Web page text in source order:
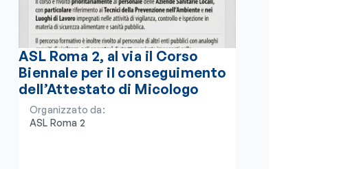
ASL Roma 2, al via il Corso
Biennale per il conseguimento
dell’Attestato di Micologo
Organizzato da:
ASL Roma 2